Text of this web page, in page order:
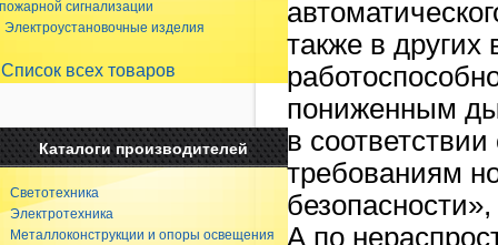
пожарной сигнализации
Электроустановочные изделия
Список всех товаров
Каталоги производителей
Светотехника
Электротехника
Металлоконструкции и опоры освещения
также в
пониженным
в
требованиям
А по